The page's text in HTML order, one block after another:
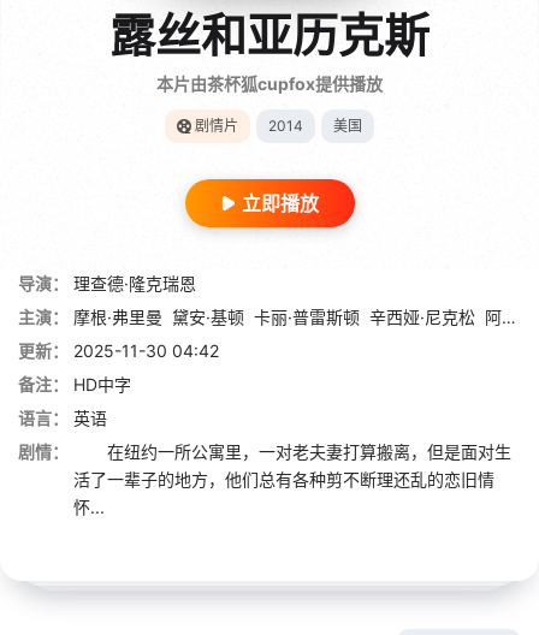
露丝和亚历克斯
本片由茶杯狐cupfox提供播放
剧情片 2014 美国
立即播放
导演：
理查德·隆克瑞恩
主演：
摩根·弗里曼 黛安·基顿 卡丽·普雷斯顿 辛西娅·尼克松 阿莱西娅·雷纳
更新：
2025-11-30 04:42
备注：
HD中字
语言：
英语
剧情：
在纽约一所公寓里，一对老夫妻打算搬离，但是面对生
活了一辈子的地方，他们总有各种剪不断理还乱的恋旧情
怀...